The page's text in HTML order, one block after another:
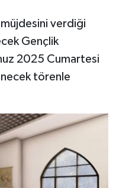
müjdesini verdiği
Gençlik
2025 Cumartesi
törenle